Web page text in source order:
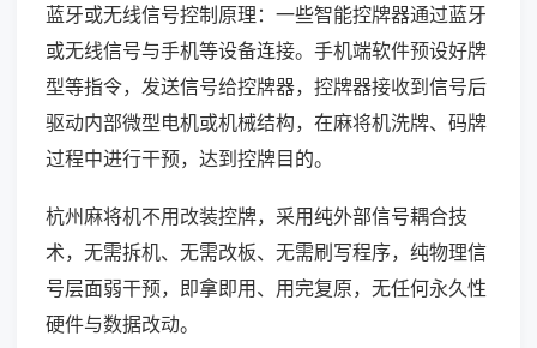
蓝牙或无线信号控制原理：一些智能控牌器通过蓝牙
或无线信号与手机等设备连接。手机端软件预设好牌
型等指令，发送信号给控牌器，控牌器接收到信号后
驱动内部微型电机或机械结构，在麻将机洗牌、码牌
过程中进行干预，达到控牌目的。
杭州麻将机不用改装控牌，采用纯外部信号耦合技
术，无需拆机、无需改板、无需刷写程序，纯物理信
号层面弱干预，即拿即用、用完复原，无任何永久性
硬件与数据改动。